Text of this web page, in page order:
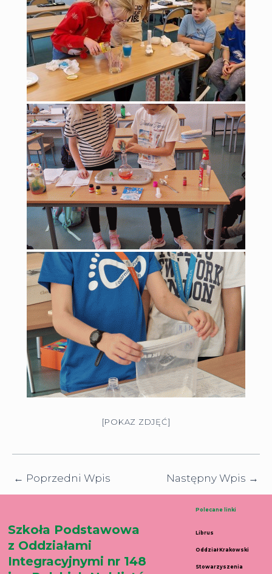
[POKAZ ZDJĘĆ]
← Poprzedni Wpis Następny Wpis →
Szkoła Podstawowa
z Oddziałami
Integracyjnymi nr 148
Polecane linki
Librus
Oddział Krakowski
Stowarzyszenia